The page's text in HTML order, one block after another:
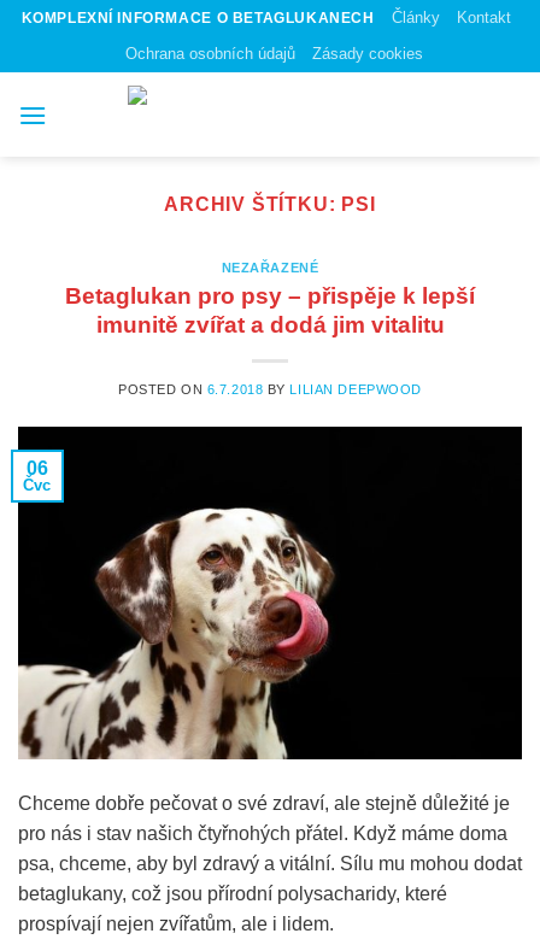
Skip
content
KOMPLEXNÍ INFORMACE O BETAGLUKANECH Články
Kontakt
Ochrana osobních údajů
Zásady cookies
ARCHIV ŠTÍTKU: PSI
NEZAŘAZENÉ
Betaglukan pro psy – přispěje k lepší
imunitě zvířat a dodá jim vitalitu
POSTED ON 6.7.2018 BYLILIAN DEEPWOOD
06
Čvc
Chceme dobře pečovat o své zdraví, ale stejně důležité je
pro nás i stav našich čtyřnohých přátel. Když máme doma
psa, chceme, aby byl zdravý a vitální. Sílu mu mohou dodat
betaglukany, což jsou přírodní polysacharidy, které
prospívají nejen zvířatům, ale i lidem.